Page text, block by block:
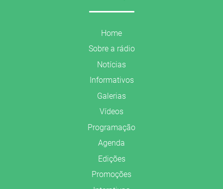
Home
Sobre a rádio
Notícias
Informativos
Galerias
Vídeos
Programação
Agenda
Edições
Promoções